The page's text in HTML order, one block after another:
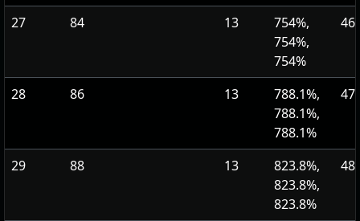
27 84 13
754%,
754%,
754%
46
28 86 13
788.1%,
788.1%,
788.1%
47
29 88 13
823.8%,
823.8%,
823.8%
48